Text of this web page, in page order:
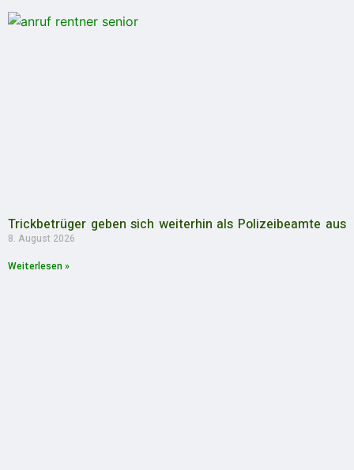
Trickbetrüger geben sich weiterhin als Polizeibeamte aus
8. August 2026
Weiterlesen »